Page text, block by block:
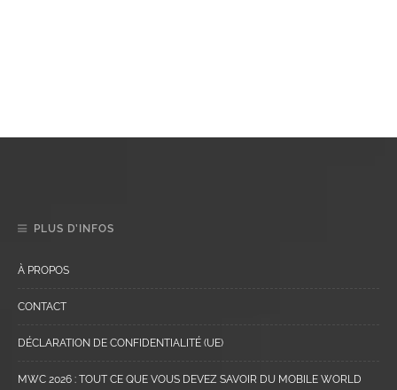
PLUS D’INFOS
À PROPOS
CONTACT
DÉCLARATION DE CONFIDENTIALITÉ (UE)
MWC 2026 : TOUT CE QUE VOUS DEVEZ SAVOIR DU MOBILE WORLD